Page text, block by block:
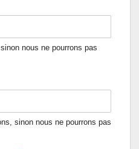
nous ne pourrons pas
sinon nous ne pourrons pas